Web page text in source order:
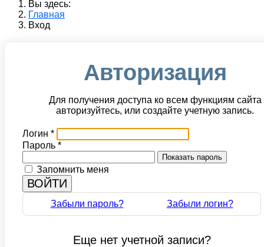
Вы здесь:
Главная
Вход
Авторизация
Для получения доступа ко всем функциям сайта
авторизуйтесь, или создайте учетную запись.
Логин *
Пароль *
Показать пароль
Запомнить меня
ВОЙТИ
Забыли пароль? Забыли логин?
Еще нет учетной записи?